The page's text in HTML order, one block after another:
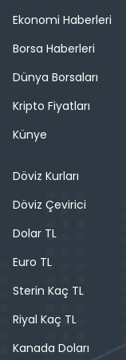
Ekonomi Haberleri
Borsa Haberleri
Dünya Borsaları
Kripto Fiyatları
Künye
Döviz Kurları
Döviz Çevirici
Dolar TL
Euro TL
Sterin Kaç TL
Riyal Kaç TL
Kanada Doları